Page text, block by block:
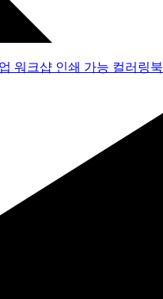
워크샵 인쇄 가능 컬러링북